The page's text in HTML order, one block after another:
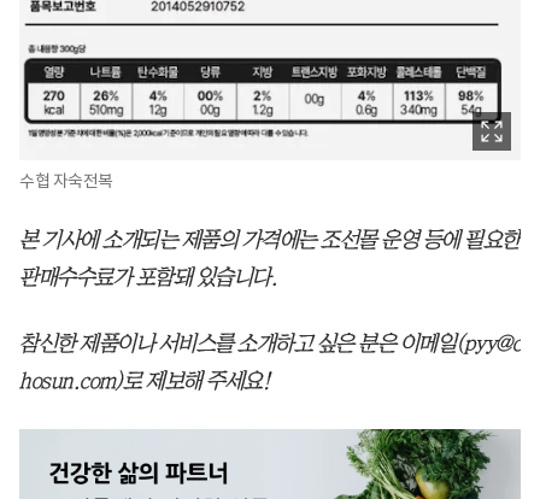
수협 자숙전복
본 기사에 소개되는 제품의 가격에는 조선몰 운영 등에 필요한
판매수수료가 포함돼 있습니다.
참신한 제품이나 서비스를 소개하고 싶은 분은 이메일(pyy@c
hosun.com)로 제보해 주세요!